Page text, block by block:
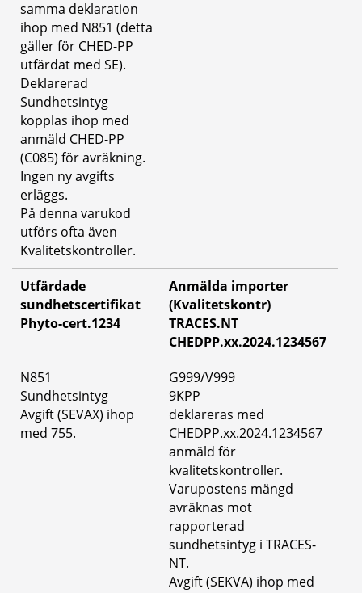
samma deklaration
ihop med N851 (detta
gäller för CHED-PP
utfärdat med SE).
Deklarerad
Sundhetsintyg
kopplas ihop med
anmäld CHED-PP
(C085) för avräkning.
Ingen ny avgifts
erläggs.
På denna varukod
utförs ofta även
Kvalitetskontroller.
Utfärdade
sundhetscertifikat
Phyto-cert.1234
Anmälda importer
(Kvalitetskontr)
TRACES.NT
CHEDPP.xx.2024.1234567
N851
Sundhetsintyg
Avgift (SEVAX) ihop
med 755.
G999/V999
9KPP
deklareras med
CHEDPP.xx.2024.1234567
anmäld för
kvalitetskontroller.
Varupostens mängd
avräknas mot
rapporterad
sundhetsintyg i TRACES-
NT.
Avgift (SEKVA) ihop med